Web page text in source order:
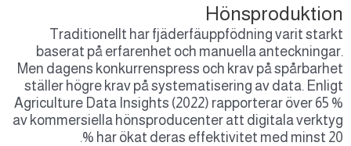
Traditionellt har fjäderfäuppfödning
baserat på erfarenhet och manuella
Men dagens konkurrenspress och krav på
ställer högre krav på systematisering av
Agriculture Data Insights (2022) rapporterar
av kommersiella hönsproducenter att
har ökat deras effektivitet med